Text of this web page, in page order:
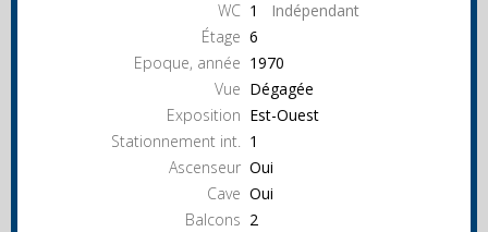
WC 1
Indépendant
Étage 6
Epoque, année 1970
Vue Dégagée
Exposition Est-Ouest
Stationnement int. 1
Ascenseur Oui
Cave Oui
Balcons 2